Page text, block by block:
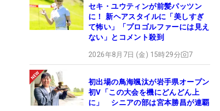
セキ・ユウティンが前髪パッツン
に！ 新ヘアスタイルに「美しすぎ
て怖い」「プロゴルファーには見え
ない」とコメント殺到
2026年8月7日 (金) 15時29分 7
初出場の鳥海颯汰が岩手県オープン
初V「この大会を機にどんどん上
に」 シニアの部は宮本勝昌が連覇